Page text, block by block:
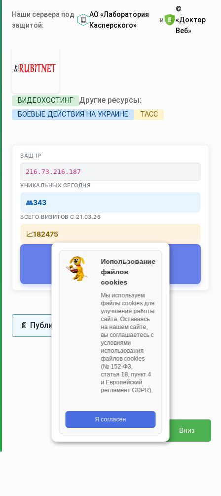
Вниз
Наши сервера под
защитой:
АО «Лаборатория
Касперского»
и
©
«Доктор
Веб»
ВИДЕОХОСТИНГ Другие ресурсы:
БОЕВЫЕ ДЕЙСТВИЯ НА УКРАИНЕ ТАСС
ВАШ IP
216.73.216.187
УНИКАЛЬНЫХ СЕГОДНЯ
343
ВСЕГО ВИЗИТОВ С 21.03.26
182475
⏰
Текущее время
09.08.2026 04:49:40
(Asia/Irkutsk)
📄 Публичная оферта
Использование
файлов
cookies
Мы используем
файлы cookies для
улучшения работы
сайта. Оставаясь
на нашем сайте,
вы соглашаетесь с
условиями
использования
файлов cookies
(№ 152‑ФЗ,
статья 18, пункт 4
и Европейский
регламент GDPR).
Я согласен